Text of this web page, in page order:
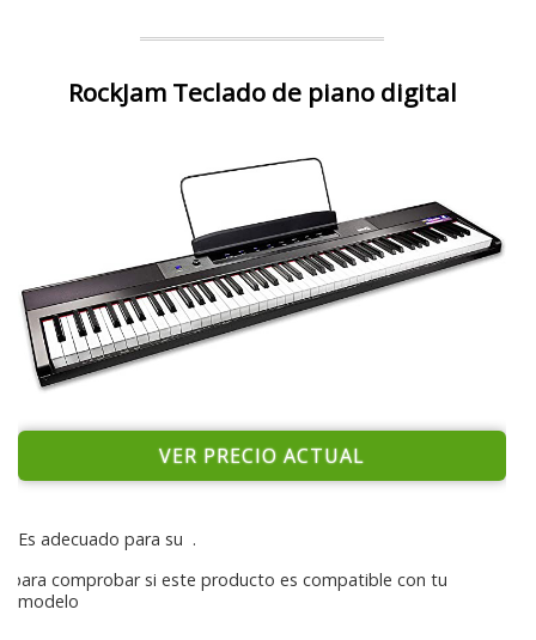
RockJam Teclado de piano digital
VER PRECIO ACTUAL
Es adecuado para su .
para comprobar si este producto es compatible con tu
modelo